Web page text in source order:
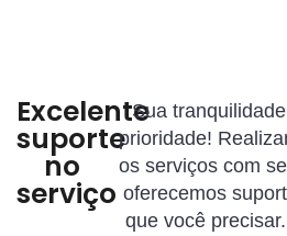
Excelente
suporte
no
serviço
Sua
prioridade!
os serviços com
oferecemos
que você